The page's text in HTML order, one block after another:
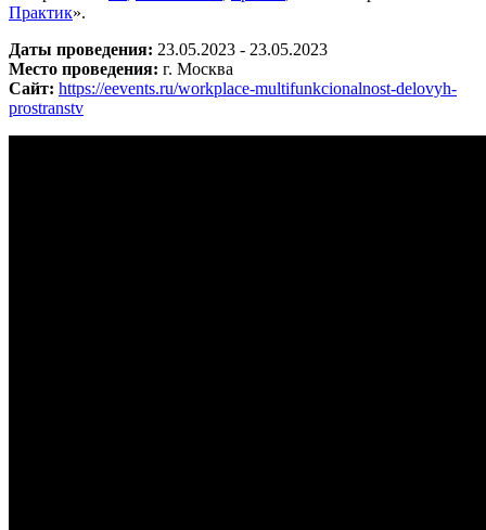
Практик».
Даты проведения: 23.05.2023 - 23.05.2023
Место проведения: г. Москва
Сайт: https://eevents.ru/workplace-multifunkcionalnost-delovyh-
prostranstv